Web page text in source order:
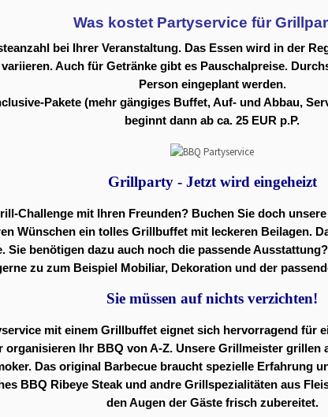
Was kostet Partyservice für
bei Ihrer Veranstaltung. Das Essen wird in der
Auch für Getränke gibt es Pauschalpreise.
Person eingeplant werden.
Pakete (mehr gängiges Buffet, Auf- und Abbau,
beginnt dann ab ca. 25 EUR p.P.
Grillparty - Jetzt wird eingeheizt
Challenge mit Ihren Freunden? Buchen Sie doch
Wünschen ein tolles Grillbuffet mit leckeren Beilagen.
Sie benötigen dazu auch noch die passende
zu zum Beispiel Mobiliar, Dekoration und der
Sie müssen auf nichts verzichten!
mit einem Grillbuffet eignet sich hervorragend für
Ihr BBQ von A-Z. Unsere Grillmeister grillen
Das original Barbecue braucht spezielle Erfahrung
BBQ Ribeye Steak und andre Grillspezialitäten aus
den Augen der Gäste frisch zubereitet.